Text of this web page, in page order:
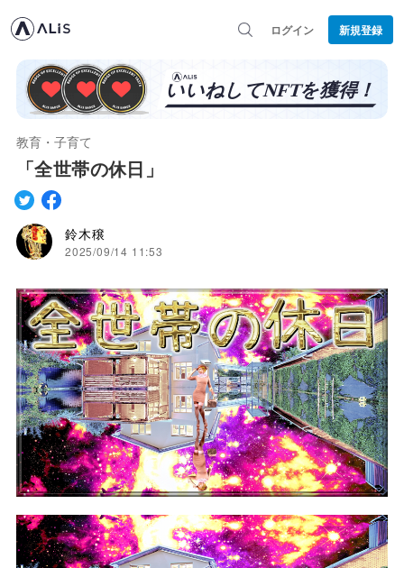
ログイン 新規登録
教育・子育て
「全世帯の休日」
鈴木穣
2025/09/14 11:53